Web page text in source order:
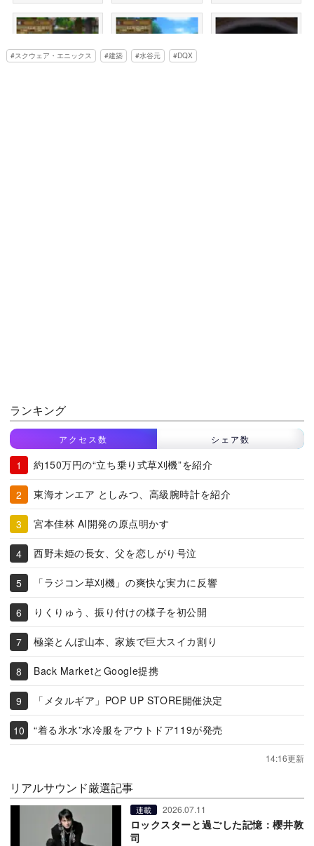
スクウェア・エニックス 建築 水谷元 DQX
ランキング
アクセス数 シェア数
約150万円の“立ち乗り式草刈機”を紹介
東海オンエア としみつ、高級腕時計を紹介
宮本佳林 AI開発の原点明かす
西野未姫の長女、父を恋しがり号泣
「ラジコン草刈機」の爽快な実力に反響
りくりゅう、振り付けの様子を初公開
極楽とんぼ山本、家族で巨大スイカ割り
Back MarketとGoogle提携
「メタルギア」POP UP STORE開催決定
“着る氷水”水冷服をアウトドア119が発売
14:16更新
リアルサウンド厳選記事
連載 2026.07.11
ロックスターと過ごした記憶：櫻井敦
司